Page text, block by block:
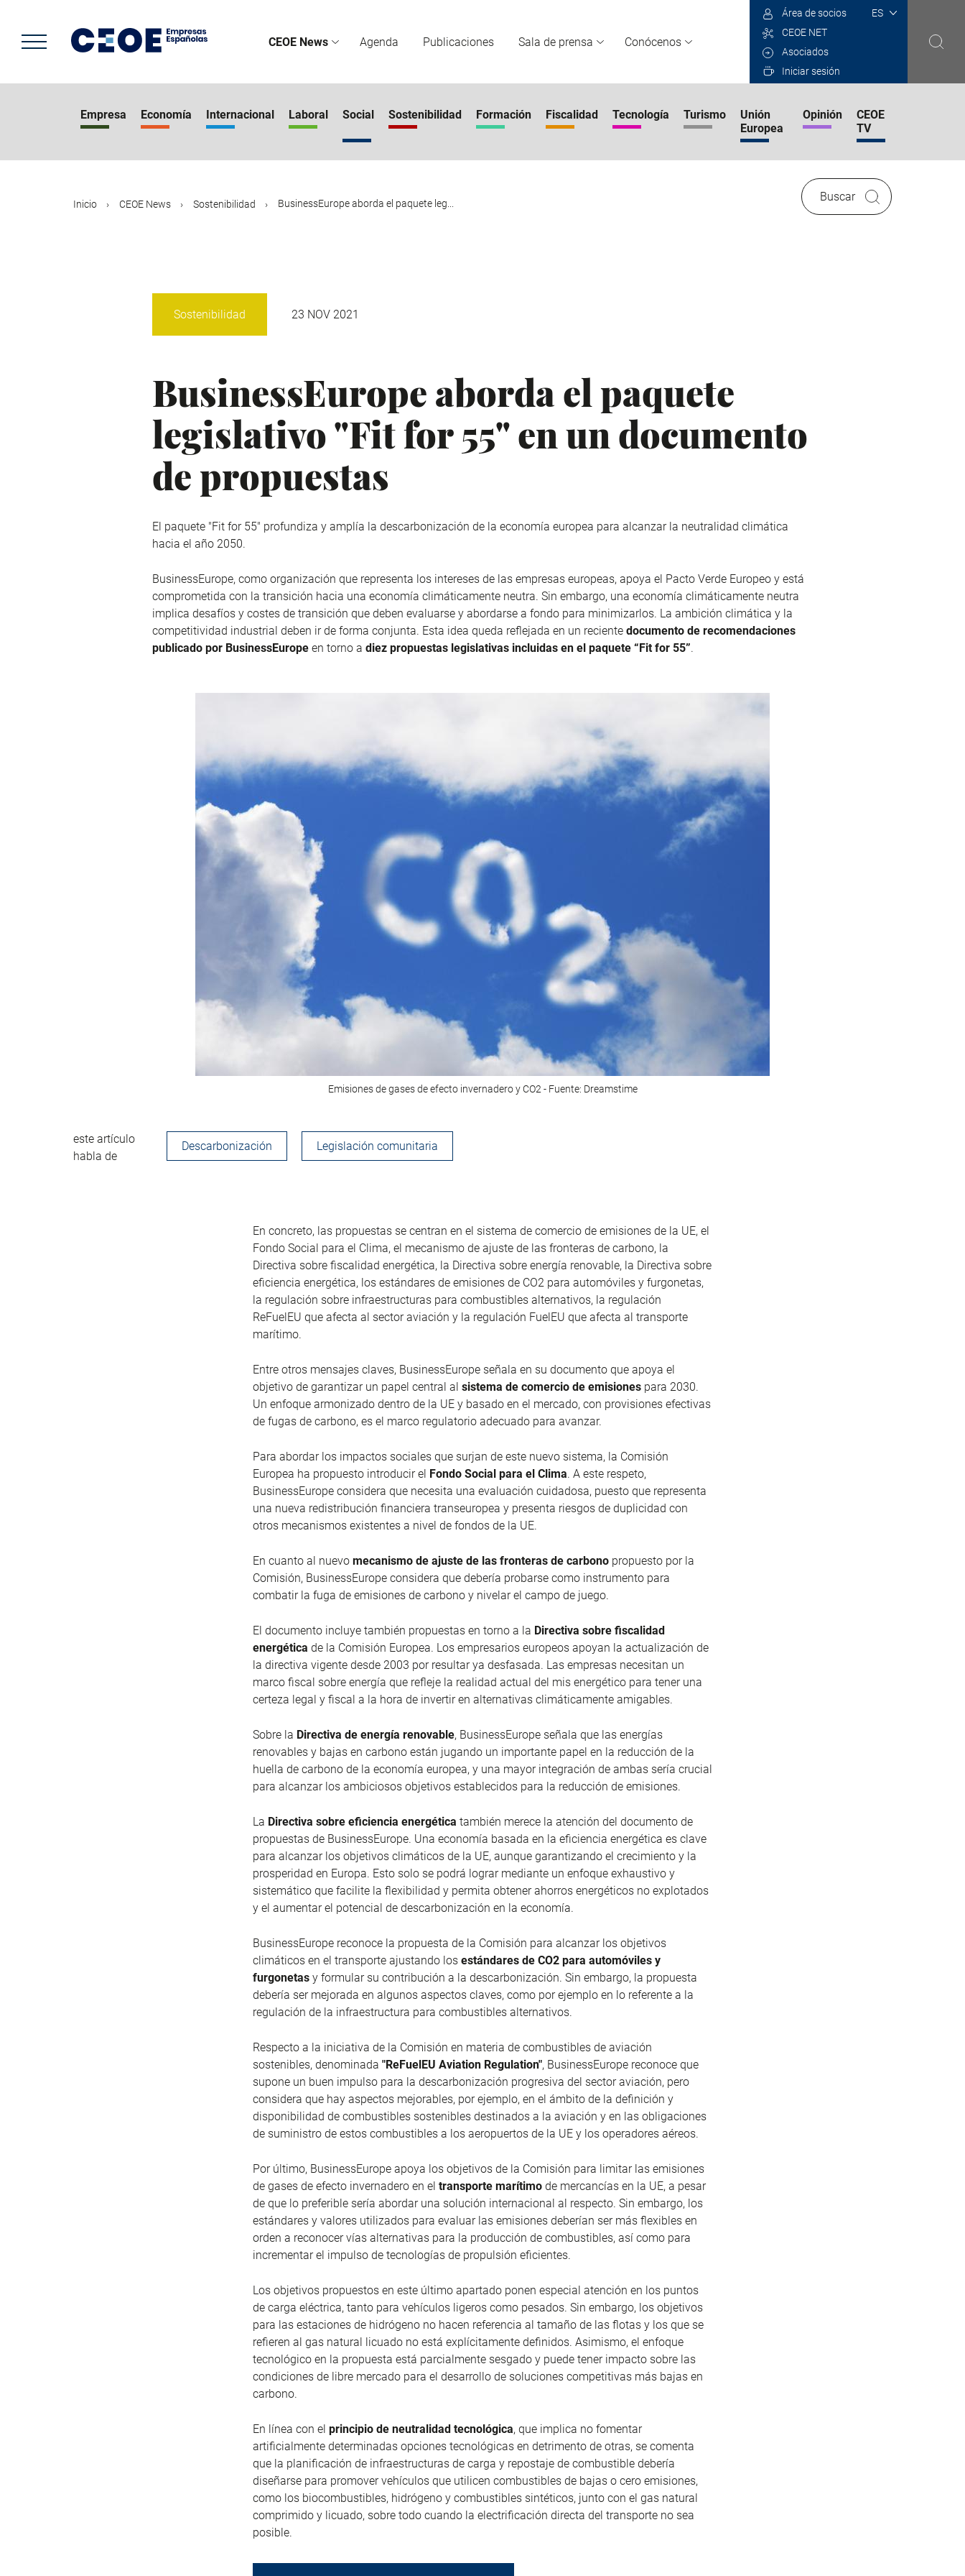
contenido
principal
CEOE News Agenda Publicaciones Sala de prensa Conócenos
Select
Área de socios
CEOE NET
Asociados
Iniciar sesión
Empresa Economía Internacional Laboral Social Sostenibilidad Formación Fiscalidad Tecnología Turismo
Unión
Europea
Opinión
CEOE
TV
Inicio CEOE News Sostenibilidad BusinessEurope aborda el paquete leg...
Buscar
Sostenibilidad 23 NOV 2021
BusinessEurope aborda el paquete
legislativo "Fit for 55" en un documento
de propuestas
El paquete "Fit for 55" profundiza y amplía la descarbonización de la economía europea para alcanzar la neutralidad climática
hacia el año 2050.
BusinessEurope, como organización que representa los intereses de las empresas europeas, apoya el Pacto Verde Europeo y está
comprometida con la transición hacia una economía climáticamente neutra. Sin embargo, una economía climáticamente neutra
implica desafíos y costes de transición que deben evaluarse y abordarse a fondo para minimizarlos. La ambición climática y la
competitividad industrial deben ir de forma conjunta. Esta idea queda reflejada en un reciente documento de recomendaciones
publicado por BusinessEurope en torno a diez propuestas legislativas incluidas en el paquete “Fit for 55”.
Emisiones de gases de efecto invernadero y CO2 - Fuente: Dreamstime
este artículo
habla de
Descarbonización Legislación comunitaria
En concreto, las propuestas se centran en el sistema de comercio de emisiones de la UE, el
Fondo Social para el Clima, el mecanismo de ajuste de las fronteras de carbono, la
Directiva sobre fiscalidad energética, la Directiva sobre energía renovable, la Directiva sobre
eficiencia energética, los estándares de emisiones de CO2 para automóviles y furgonetas,
la regulación sobre infraestructuras para combustibles alternativos, la regulación
ReFuelEU que afecta al sector aviación y la regulación FuelEU que afecta al transporte
marítimo.
Entre otros mensajes claves, BusinessEurope señala en su documento que apoya el
objetivo de garantizar un papel central al sistema de comercio de emisiones para 2030.
Un enfoque armonizado dentro de la UE y basado en el mercado, con provisiones efectivas
de fugas de carbono, es el marco regulatorio adecuado para avanzar.
Para abordar los impactos sociales que surjan de este nuevo sistema, la Comisión
Europea ha propuesto introducir el Fondo Social para el Clima. A este respeto,
BusinessEurope considera que necesita una evaluación cuidadosa, puesto que representa
una nueva redistribución financiera transeuropea y presenta riesgos de duplicidad con
otros mecanismos existentes a nivel de fondos de la UE.
En cuanto al nuevo mecanismo de ajuste de las fronteras de carbono propuesto por la
Comisión, BusinessEurope considera que debería probarse como instrumento para
combatir la fuga de emisiones de carbono y nivelar el campo de juego.
El documento incluye también propuestas en torno a la Directiva sobre fiscalidad
energética de la Comisión Europea. Los empresarios europeos apoyan la actualización de
la directiva vigente desde 2003 por resultar ya desfasada. Las empresas necesitan un
marco fiscal sobre energía que refleje la realidad actual del mis energético para tener una
certeza legal y fiscal a la hora de invertir en alternativas climáticamente amigables.
Sobre la Directiva de energía renovable, BusinessEurope señala que las energías
renovables y bajas en carbono están jugando un importante papel en la reducción de la
huella de carbono de la economía europea, y una mayor integración de ambas sería crucial
para alcanzar los ambiciosos objetivos establecidos para la reducción de emisiones.
La Directiva sobre eficiencia energética también merece la atención del documento de
propuestas de BusinessEurope. Una economía basada en la eficiencia energética es clave
para alcanzar los objetivos climáticos de la UE, aunque garantizando el crecimiento y la
prosperidad en Europa. Esto solo se podrá lograr mediante un enfoque exhaustivo y
sistemático que facilite la flexibilidad y permita obtener ahorros energéticos no explotados
y el aumentar el potencial de descarbonización en la economía.
BusinessEurope reconoce la propuesta de la Comisión para alcanzar los objetivos
climáticos en el transporte ajustando los estándares de CO2 para automóviles y
furgonetas y formular su contribución a la descarbonización. Sin embargo, la propuesta
debería ser mejorada en algunos aspectos claves, como por ejemplo en lo referente a la
regulación de la infraestructura para combustibles alternativos.
Respecto a la iniciativa de la Comisión en materia de combustibles de aviación
sostenibles, denominada "ReFuelEU Aviation Regulation", BusinessEurope reconoce que
supone un buen impulso para la descarbonización progresiva del sector aviación, pero
considera que hay aspectos mejorables, por ejemplo, en el ámbito de la definición y
disponibilidad de combustibles sostenibles destinados a la aviación y en las obligaciones
de suministro de estos combustibles a los aeropuertos de la UE y los operadores aéreos.
Por último, BusinessEurope apoya los objetivos de la Comisión para limitar las emisiones
de gases de efecto invernadero en el transporte marítimo de mercancías en la UE, a pesar
de que lo preferible sería abordar una solución internacional al respecto. Sin embargo, los
estándares y valores utilizados para evaluar las emisiones deberían ser más flexibles en
orden a reconocer vías alternativas para la producción de combustibles, así como para
incrementar el impulso de tecnologías de propulsión eficientes.
Los objetivos propuestos en este último apartado ponen especial atención en los puntos
de carga eléctrica, tanto para vehículos ligeros como pesados. Sin embargo, los objetivos
para las estaciones de hidrógeno no hacen referencia al tamaño de las flotas y los que se
refieren al gas natural licuado no está explícitamente definidos. Asimismo, el enfoque
tecnológico en la propuesta está parcialmente sesgado y puede tener impacto sobre las
condiciones de libre mercado para el desarrollo de soluciones competitivas más bajas en
carbono.
En línea con el principio de neutralidad tecnológica, que implica no fomentar
artificialmente determinadas opciones tecnológicas en detrimento de otras, se comenta
que la planificación de infraestructuras de carga y repostaje de combustible debería
diseñarse para promover vehículos que utilicen combustibles de bajas o cero emisiones,
como los biocombustibles, hidrógeno y combustibles sintéticos, junto con el gas natural
comprimido y licuado, sobre todo cuando la electrificación directa del transporte no sea
posible.